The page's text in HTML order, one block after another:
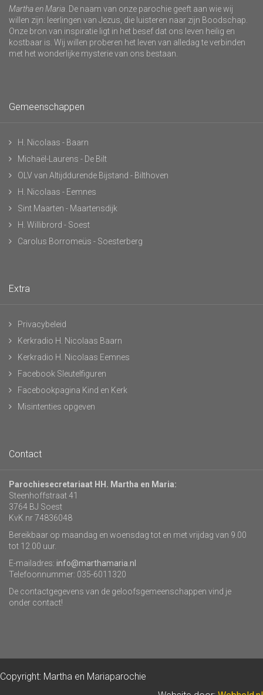
Martha en Maria . De naam van onze parochie geeft aan wie wij
willen zijn: leerlingen van Jezus, die luisteren naar zijn Boodschap.
Onze bron van inspiratie ligt in het besef dat ons leven heilig en
kostbaar is. Wij willen proberen het leven van alledag te verbinden
met het wonderlijke mysterie van ons bestaan.
Gemeenschappen
H. Nicolaas - Baarn
Michaël-Laurens - De Bilt
OLV van Altijddurende Bijstand - Bilthoven
H. Nicolaas - Eemnes
Sint Maarten - Maartensdijk
H. Willibrord - Soest
Carolus Borromeüs - Soesterberg
Extra
Privacybeleid
Kerkradio H. Nicolaas Baarn
Kerkradio H. Nicolaas Eemnes
Facebook Sleutelfiguren
Facebookpagina Kind en Kerk
Misintenties opgeven
Contact
Parochiesecretariaat HH. Martha en Maria:
Steenhoffstraat 41
3764 BJ Soest
KvK nr 74836048
Bereikbaar op maandag en woensdag tot en met vrijdag van 9.00
tot 12.00 uur.
E-mailadres: info@marthamaria.nl
Telefoonnummer: 035-6011320
De contactgegevens van de geloofsgemeenschappen vind je
onder contact!
Copyright: Martha en Mariaparochie